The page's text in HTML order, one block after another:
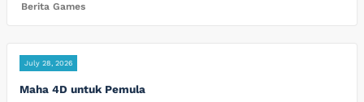
Berita Games
July 28, 2026
Maha 4D untuk Pemula